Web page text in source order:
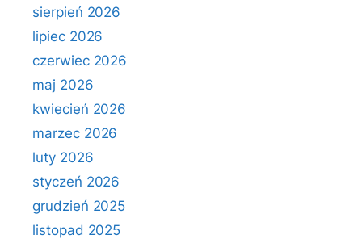
sierpień 2026
lipiec 2026
czerwiec 2026
maj 2026
kwiecień 2026
marzec 2026
luty 2026
styczeń 2026
grudzień 2025
listopad 2025